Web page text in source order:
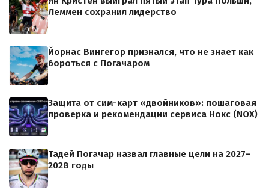
Леммен сохранил лидерство
Йорнас Вингегор признался, что не знает как
бороться с Погачаром
Защита от сим-карт «двойников»: пошаговая
проверка и рекомендации сервиса Нокс (NOX)
Тадей Погачар назвал главные цели на 2027–
2028 годы